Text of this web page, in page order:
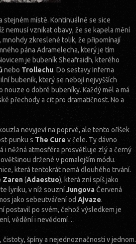
stejném místě. Kontinuálně se sice
nemusí vznikat obavy, že se kapela mění
mnohdy zkreslené tolik, že připomínají
pána Adramelecha, který je tím
je bubeník Sheafraidh, kterého
nebo Trollechu. Do sestavy Inferna
bubeník, který se nebojí nejvyšších
o dobré bubeníky. Každý měl a má
přechody a cit pro dramatičnost. No a
nevyjeví na poprvé, ale tento oříšek
punku s The Cure v čele. Ty dávno
i něžná atmosféra prosvětluje zlý a černý
držené v pomalejším módu.
která tentokrát nemá dlouhého trvání.
Zaren (Adaestuo), která zní spíš jako
lyriku, v níž souzníJungova Červená
jako sebeutváření od Ajvaze.
postavil po svém, čehož výsledkem je
vědění i nevědomí…
špíny a nejednoznačnosti v jednom.